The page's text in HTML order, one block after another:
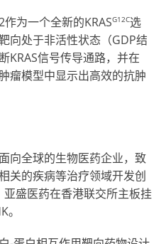
为一个全新的KRASG12C选
向处于非活性状态（GDP结
KRAS信号传导通路，并在
瘤模型中显示出高效的抗肿
向全球的生物医药企业，致
关的疾病等治疗领域开发创
盛医药在香港联交所主板挂